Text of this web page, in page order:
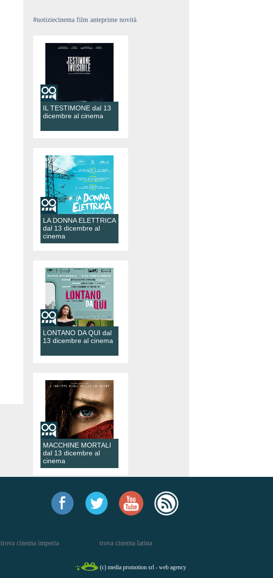
#notiziecinema film anteprime novità
IL TESTIMONE dal 13
dicembre al cinema
LA DONNA ELETTRICA
dal 13 dicembre al
cinema
LONTANO DA QUI dal
13 dicembre al cinema
MACCHINE MORTALI
dal 13 dicembre al
cinema
trova cinema imperia trova cinema latina
(c) media promotion srl - web agency